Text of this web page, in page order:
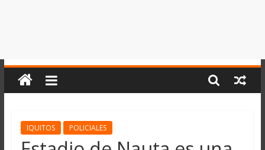
IQUITOS POLICIALES